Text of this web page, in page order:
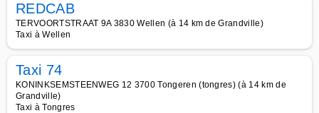
REDCAB
TERVOORTSTRAAT 9A 3830 Wellen (à 14 km de Grandville)
Taxi à Wellen
Taxi 74
KONINKSEMSTEENWEG 12 3700 Tongeren (tongres) (à 14 km de
Grandville)
Taxi à Tongres